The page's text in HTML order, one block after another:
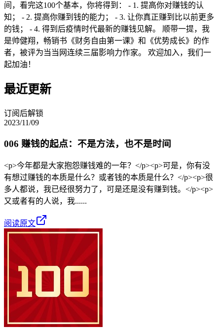
间，看完这100个基本，你将得到： - 1. 提高你对赚钱的认
知； - 2. 提高你赚到钱的能力； - 3. 让你真正赚到比以前更多
的钱； - 4. 得到后疫情时代最新的赚钱见解。 顺带一提，我
是帅健翔，畅销书《财务自由第一课》和《优势成长》的作
者，被评为当当网连续三届影响力作家。 欢迎加入，我们一
起加油！
最近更新
订阅后解锁
2023/11/09
006 赚钱的起点：不是方法，也不是时间
<p>今年都是大家抱怨赚钱难的一年？</p><p>可是，你有没
有想过赚钱的本质是什么？或者钱的本质是什么？</p><p>很
多人都说，我已经很努力了，可是还是没有赚到钱。</p><p>
又或者有的人说，我......
阅读原文